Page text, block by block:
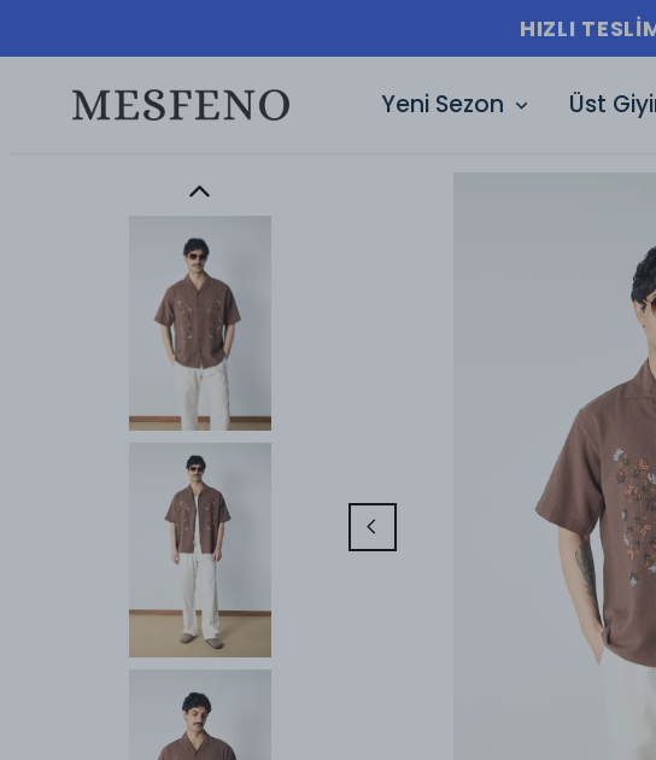
HIZLI TESLIMAT | 3000₺
Yeni Sezon Üst